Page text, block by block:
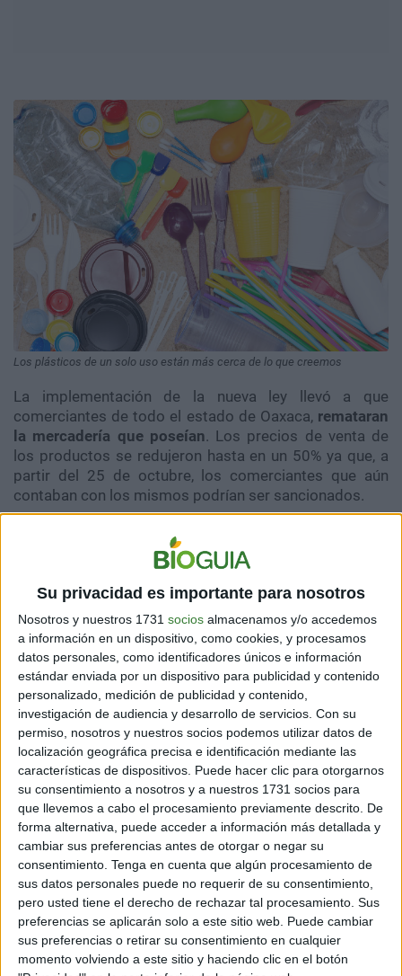
Su privacidad es importante para nosotros
Nosotros y nuestros 1731 socios almacenamos y/o accedemos
a información en un dispositivo, como cookies, y procesamos
datos personales, como identificadores únicos e información
estándar enviada por un dispositivo para publicidad y contenido
personalizado, medición de publicidad y contenido,
investigación de audiencia y desarrollo de servicios. Con su
permiso, nosotros y nuestros socios podemos utilizar datos de
localización geográfica precisa e identificación mediante las
características de dispositivos. Puede hacer clic para otorgarnos
su consentimiento a nosotros y a nuestros 1731 socios para
que llevemos a cabo el procesamiento previamente descrito. De
forma alternativa, puede acceder a información más detallada y
cambiar sus preferencias antes de otorgar o negar su
consentimiento. Tenga en cuenta que algún procesamiento de
sus datos personales puede no requerir de su consentimiento,
pero usted tiene el derecho de rechazar tal procesamiento. Sus
preferencias se aplicarán solo a este sitio web. Puede cambiar
sus preferencias o retirar su consentimiento en cualquier
momento volviendo a este sitio y haciendo clic en el botón
Los plásticos de un solo uso están más cerca de lo que creemos
La implementación de la nueva ley llevó a que
comerciantes de todo el estado de Oaxaca, remataran
la mercadería que poseían. Los precios de venta de
los productos se redujeron hasta en un 50% ya que, a
partir del 25 de octubre, los comerciantes que aún
contaban con los mismos podrían ser sancionados.
En el artículo 98 de la ley,
plásticos utilizados con fines médicos, educativos o
para atención humanitaria . Únicamente está prohibido
“vender, distribuir o emplear envases de un solo uso
elaborados contereftalato de polietileno (PET)
destinados al agua u otras bebidas”.